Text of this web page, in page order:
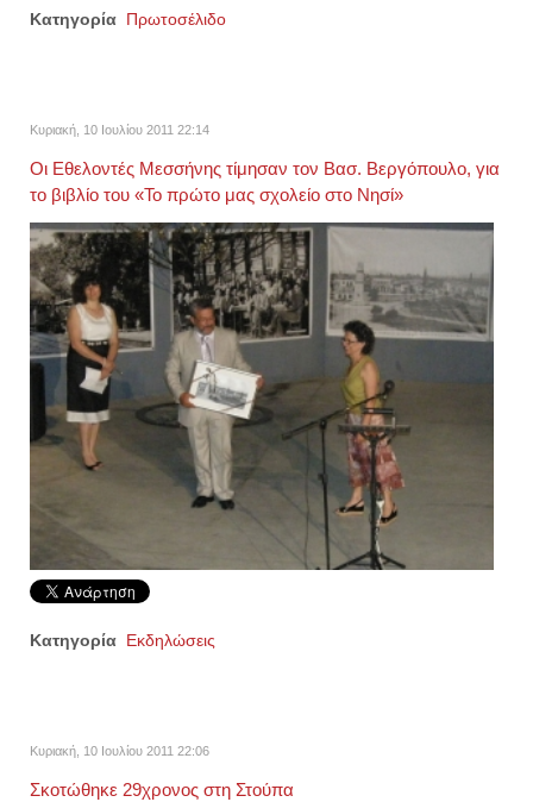
Κατηγορία Πρωτοσέλιδο
Κυριακή, 10 Ιουλίου 2011 22:14
Οι Εθελοντές Μεσσήνης τίμησαν τον Βασ. Βεργόπουλο, για
το βιβλίο του «Το πρώτο μας σχολείο στο Νησί»
Κατηγορία Εκδηλώσεις
Κυριακή, 10 Ιουλίου 2011 22:06
Σκοτώθηκε 29χρονος στη Στούπα